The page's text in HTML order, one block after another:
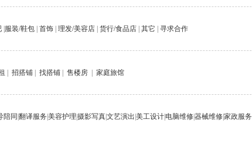
|服装/鞋包 |首饰 |理发/美容店 |货行/食品店 |其它 |寻求合作
|招搭铺 |找搭铺 |售楼房 |家庭旅馆
陪同|翻译服务|美容护理|摄影写真|文艺演出 |美工设计|电脑维修|器械维修|家政服务